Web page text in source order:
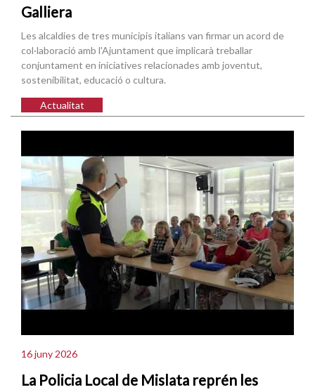
Galliera
Les alcaldies de tres municipis italians van firmar un acord de
col·laboració amb l'Ajuntament que implicarà treballar
conjuntament en iniciatives relacionades amb joventut,
sostenibilitat, educació o cultura.
Actualitat
16 juny 2026
La Policia Local de Mislata reprén les